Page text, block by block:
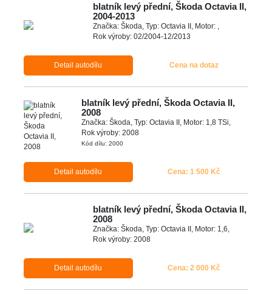
blatník levý přední, Škoda Octavia II,
2004-2013
Značka: Škoda, Typ: Octavia II, Motor: ,
Rok výroby: 02/2004-12/2013
Detail autodílu Cena na dotaz
blatník levý přední, Škoda Octavia II,
2008
Značka: Škoda, Typ: Octavia II, Motor: 1,8 TSi,
Rok výroby: 2008
Kód dílu: 2000
Detail autodílu Cena: 1 500 Kč
blatník levý přední, Škoda Octavia II,
2008
Značka: Škoda, Typ: Octavia II, Motor: 1,6,
Rok výroby: 2008
Detail autodílu Cena: 2 000 Kč